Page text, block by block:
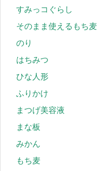
すみっコぐらし
そのまま使えるもち麦
のり
はちみつ
ひな人形
ふりかけ
まつげ美容液
まな板
みかん
もち麦